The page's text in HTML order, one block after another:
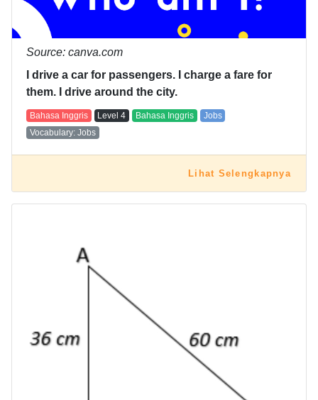
Source: canva.com
I drive a car for passengers. I charge a fare for
them. I drive around the city.
Bahasa Inggris Level 4 Bahasa Inggris
Jobs
Vocabulary: Jobs
Lihat Selengkapnya